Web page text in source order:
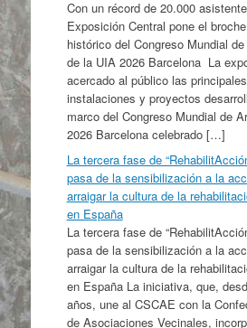
Con un récord de 20.000
Exposición Central pone el
histórico del Congreso Mundial
de la UIA 2026 Barcelona La
acercado al público las
instalaciones y proyectos
marco del Congreso Mundial de
2026 Barcelona celebrado […]
La tercera fase de
pasa de la sensibilización a la
arraigar la cultura de la
en España
La tercera fase de
pasa de la sensibilización a la
arraigar la cultura de la
en España La iniciativa, que,
años, une al CSCAE con la
de Asociaciones Vecinales,